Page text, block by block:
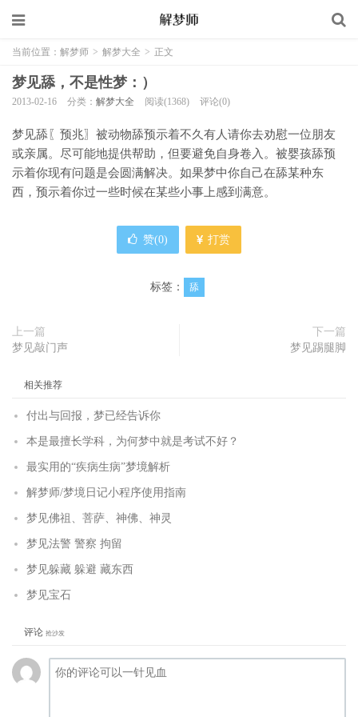
当前位置： 解梦师 > 解梦大全 > 正文
梦见舔，不是性梦：）
2013-02-16 分类： 解梦大全 阅读(1368) 评论(0)
梦见舔〖预兆〗被动物舔预示着不久有人请你去劝慰一位朋友
或亲属。尽可能地提供帮助，但要避免自身卷入。被婴孩舔预
示着你现有问题是会圆满解决。如果梦中你自己在舔某种东
西，预示着你过一些时候在某些小事上感到满意。
赞(0) 打赏
标签： 舔
上一篇
梦见敲门声
下一篇
梦见踢腿脚
相关推荐
付出与回报，梦已经告诉你
本是最擅长学科，为何梦中就是考试不好？
最实用的“疾病生病”梦境解析
解梦师/梦境日记小程序使用指南
梦见佛祖、菩萨、神佛、神灵
梦见法警 警察 拘留
梦见躲藏 躲避 藏东西
梦见宝石
评论 抢沙发